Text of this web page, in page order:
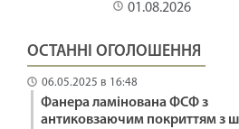
файно
29.01.2025
СТАТИ СВЯТИМ /1485/ Майтеся файно
01.08.2026
ОСТАННІ ОГОЛОШЕННЯ
06.05.2025 в 16:48
Фанера ламінована ФСФ з
антиковзаючим покриттям з